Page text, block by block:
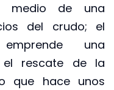
medio de una
del crudo; el
una
el rescate de la
que hace unos